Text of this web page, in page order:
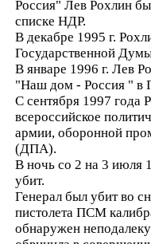
Россия" Лев Рохлин
списке НДР.
В декабре 1995 г.
Государственной
В январе 1996 г. Лев
"Наш дом - Россия " в
С сентября 1997 года
всероссийское
армии, оборонной
(ДПА).
В ночь со 2 на 3 июля
убит.
Генерал был убит во
пистолета ПСМ
обнаружен